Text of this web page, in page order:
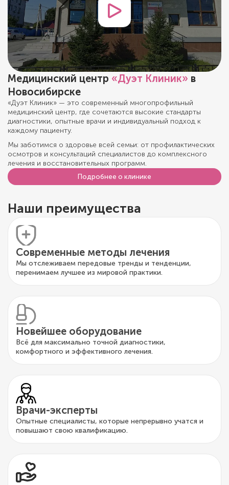
Медицинский центр «Дуэт Клиник» в
Новосибирске
«Дуэт Клиник» — это современный многопрофильный
медицинский центр, где сочетаются высокие стандарты
диагностики, опытные врачи и индивидуальный подход к
каждому пациенту.
Мы заботимся о здоровье всей семьи: от профилактических
осмотров и консультаций специалистов до комплексного
лечения и восстановительных программ.
Подробнее о клинике
Наши преимущества
Современные методы лечения
Мы отслеживаем передовые тренды и тенденции,
перенимаем лучшее из мировой практики.
Новейшее оборудование
Всё для максимально точной диагностики,
комфортного и эффективного лечения.
Врачи-эксперты
Опытные специалисты, которые непрерывно учатся и
повышают свою квалификацию.